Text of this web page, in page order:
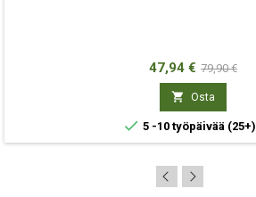
Hinta
47,94 € Normaali
hinta
79,90 €
 Osta
 5 -10 työpäivää (25+)